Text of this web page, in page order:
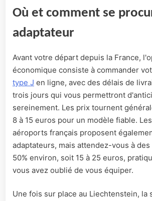
Où et comment se
adaptateur
Avant votre départ depuis la France,
économique consiste à commander
type J en ligne, avec des délais de
trois jours qui vous permettront
sereinement. Les prix tournent
8 à 15 euros pour un modèle fiable.
aéroports français proposent
adaptateurs, mais attendez-vous à
50% environ, soit 15 à 25 euros,
vous avez oublié de vous équiper.
Une fois sur place au Liechtenstein, la